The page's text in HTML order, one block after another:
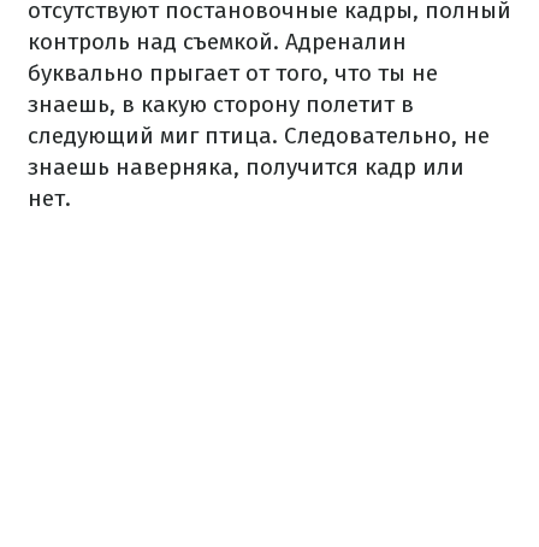
отсутствуют постановочные кадры, полный
контроль над съемкой. Адреналин
буквально прыгает от того, что ты не
знаешь, в какую сторону полетит в
следующий миг птица. Следовательно, не
знаешь наверняка, получится кадр или
нет.